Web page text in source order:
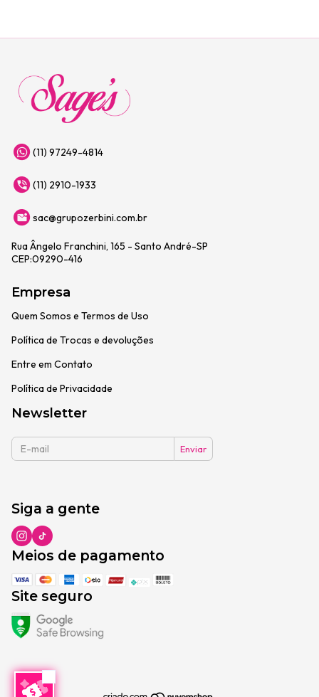
(11) 97249-4814
(11) 2910-1933
sac@grupozerbini.com.br
Rua Ângelo Franchini, 165 - Santo André-SP
CEP:09290-416
Empresa
Quem Somos e Termos de Uso
Política de Trocas e devoluções
Entre em Contato
Política de Privacidade
Newsletter
Siga a gente
Meios de pagamento
Site seguro